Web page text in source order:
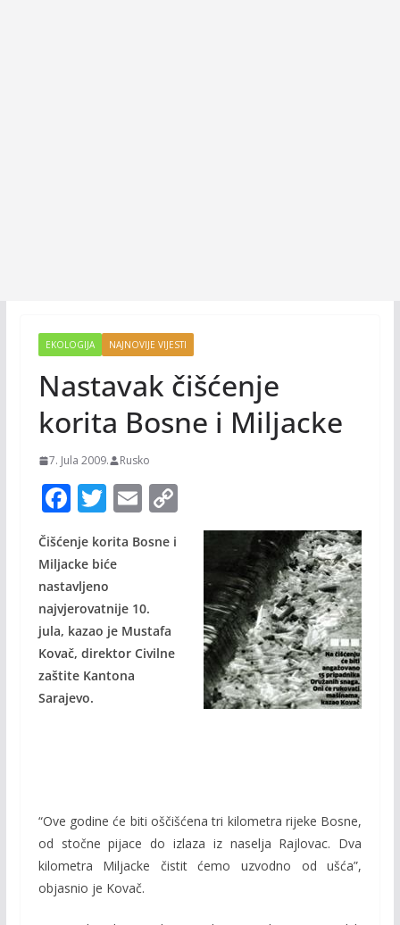
EKOLOGIJA NAJNOVIJE VIJESTI
Nastavak čišćenje
korita Bosne i Miljacke
7. Jula 2009. Rusko
F
ac
e
b
o
o
k
T
w
itt
er
E
ai
C
Čišćenje korita Bosne i
Miljacke biće
nastavljeno
najvjerovatnije 10.
jula, kazao je Mustafa
Kovač, direktor Civilne
zaštite Kantona
Sarajevo.
“Ove godine će biti oščišćena tri kilometra rijeke Bosne,
od stočne pijace do izlaza iz naselja Rajlovac. Dva
kilometra Miljacke čistit ćemo uzvodno od ušća”,
objasnio je Kovač.